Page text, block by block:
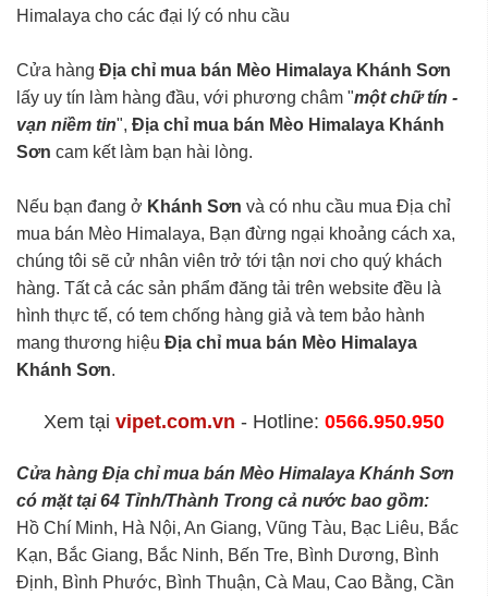
Himalaya cho các đại lý có nhu cầu
Cửa hàng Địa chỉ mua bán Mèo Himalaya Khánh Sơn
lấy uy tín làm hàng đầu, với phương châm "một chữ tín -
vạn niềm tin", Địa chỉ mua bán Mèo Himalaya Khánh
Sơn cam kết làm bạn hài lòng.
Nếu bạn đang ở Khánh Sơn và có nhu cầu mua Địa chỉ
mua bán Mèo Himalaya, Bạn đừng ngại khoảng cách xa,
chúng tôi sẽ cử nhân viên trở tới tận nơi cho quý khách
hàng. Tất cả các sản phẩm đăng tải trên website đều là
hình thực tế, có tem chống hàng giả và tem bảo hành
mang thương hiệu Địa chỉ mua bán Mèo Himalaya
Khánh Sơn.
Xem tại vipet.com.vn - Hotline: 0566.950.950
Cửa hàng Địa chỉ mua bán Mèo Himalaya Khánh Sơn
có mặt tại 64 Tỉnh/Thành Trong cả nước bao gồm:
Hồ Chí Minh, Hà Nội, An Giang, Vũng Tàu, Bạc Liêu, Bắc
Kạn, Bắc Giang, Bắc Ninh, Bến Tre, Bình Dương, Bình
Định, Bình Phước, Bình Thuận, Cà Mau, Cao Bằng, Cần